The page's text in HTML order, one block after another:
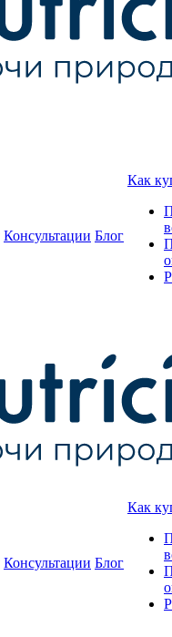
Консультации Блог
Как
Консультации Блог
Как